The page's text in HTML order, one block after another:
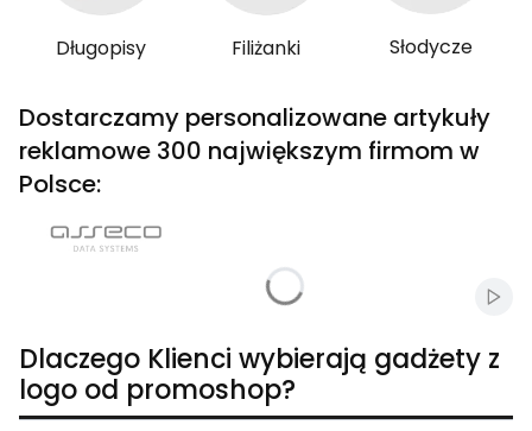
Długopisy Filiżanki Słodycze
Dostarczamy personalizowane artykuły
reklamowe 300 największym firmom w
Polsce:
Dlaczego Klienci wybierają gadżety z
logo od promoshop?